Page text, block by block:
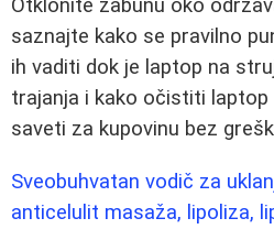
Otklonite zabunu oko
saznajte kako se pravilno
ih vaditi dok je laptop na
trajanja i kako očistiti laptop
saveti za kupovinu bez
Sveobuhvatan vodič za
anticelulit masaža, lipoliza,